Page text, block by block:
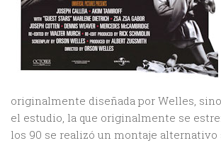
originalmente diseñada por Welles,
el estudio, la que originalmente se
los 90 se realizó un montaje alternativo